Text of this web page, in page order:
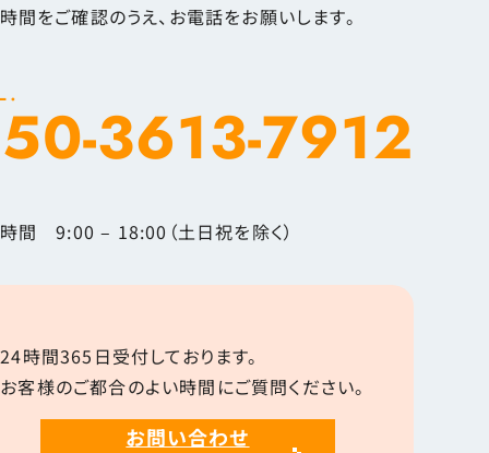
間をご確認のうえ、お電話をお願いします。
3613-7912
間 9:00 – 18:00（土日祝を除く）
24時間365日受付しております。
お客様のご都合のよい時間にご質問ください。
お問い合わせ